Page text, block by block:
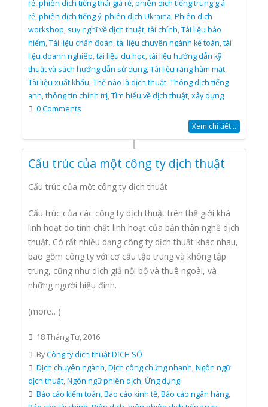
rẻ,phiên dịch tiếng thái giá rẻ,phiên dịch tiếng trung giá
rẻ,phiên dịch tiếng ý,phiên dịch Ukraina,Phiên dịch
workshop, suy nghĩ về dịch thuật,tài chính,Tài liệu bảo
hiểm,Tài liệu chẩn đoán,tài liệu chuyên ngành kế toán,tài
liệu doanh nghiêp,tài liệu du học,tài liệu hướng dẫn kỹ
thuật và sách hướng dẫn sử dụng,Tài liệu răng hàm mặt,
Tài liệu xuất khẩu,Thế nào là dịch thuật,Thông dịch tiếng
anh,thông tin chính trị,Tìm hiểu về dịch thuật,xây dựng
0 Comments
Xem chi tiết...
Cấu trúc của một công ty dịch thuật
Cấu trúc của một công ty dịch thuật
Cấu trúc của các công ty dịch thuật trên thế giới khá
linh hoạt do tính chất linh hoạt của bản thân nghề dịch
thuật. Có rất nhiều dạng công ty dịch thuật khác nhau,
bao gồm công ty với cơ cấu tập trung và không tập
trung, cũng như dịch giả nội bộ và thuê ngoài, và
những người hiệu đính.
(more…)
18 Tháng Tư, 2016
ByCông ty dịch thuật DỊCH SỐ
Dịch chuyên ngành,Dịch công chứng nhanh,Ngôn ngữ
dịch thuật,Ngôn ngữ phiên dịch, Ứng dụng
Báo cáo kiểm toán,Báo cáo kinh tế,Báo cáo ngân hàng,